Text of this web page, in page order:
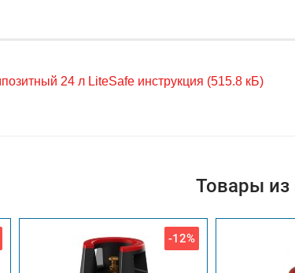
24 л LiteSafe инструкция (515.8 кБ)
Товары из
-12%